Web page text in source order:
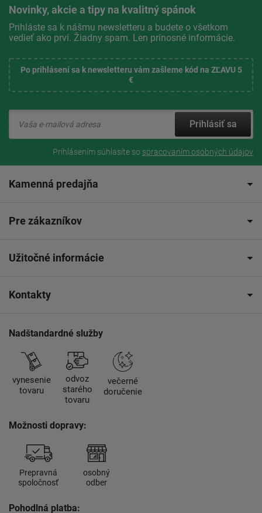
Novinky, akcie a tipy na kvalitný spánok
Prihláste sa k nášmu newsletteru a budete o všetkom
vedieť ako prví. Žiadny spam. Len prínosné informácie.
Po prihlásení sa k newsletteru vám zašleme kód na ZĽAVU 5
€
Prihlásiť sa
Prihlásením súhlasíte so spracovaním osobných údajov
Kamenná predajňa
Pre zákazníkov
Užitočné informácie
Kontakty
Nadštandardné služby
vynesenie
tovaru
odvoz
starého
tovaru
večerné
doručenie
Možnosti dopravy:
Prepravná
spoločnosť
osobný
odber
Pohodlná platba: